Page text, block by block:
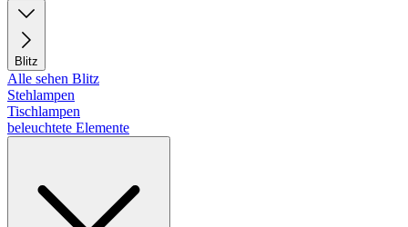
Blitz
Alle sehen Blitz
Stehlampen
Tischlampen
beleuchtete Elemente